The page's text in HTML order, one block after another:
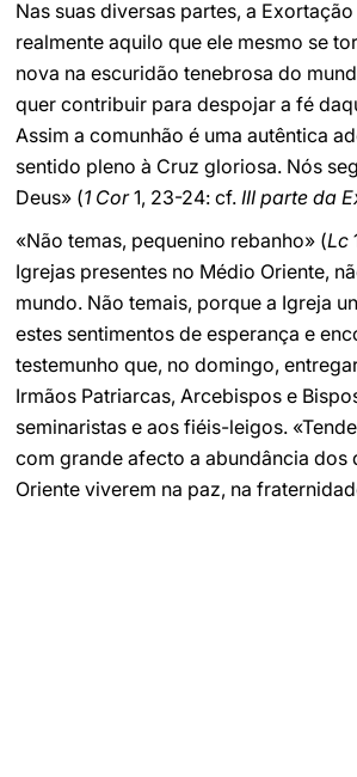
Nas suas diversas partes, a
realmente aquilo que ele mesmo se
nova na escuridão tenebrosa do
quer contribuir para despojar a fé
Assim a comunhão é uma autêntica
sentido pleno à Cruz gloriosa. Nós
Deus» (1 Cor1, 23-24: cf. III parte da
«Não temas, pequenino rebanho» (Lc
Igrejas presentes no Médio Oriente,
mundo. Não temais, porque a Igreja
estes sentimentos de esperança e
testemunho que, no domingo,
Irmãos Patriarcas, Arcebispos e
seminaristas e aos fiéis-leigos.
com grande afecto a abundância